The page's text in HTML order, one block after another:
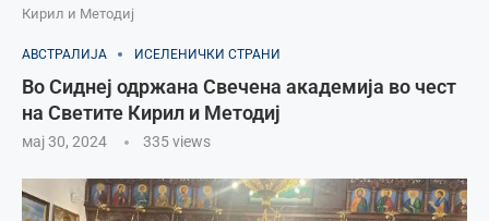
Кирил и Методиј
АВСТРАЛИЈА ИСЕЛЕНИЧКИ СТРАНИ
Во Сиднеј одржана Свечена академија во чест
на Светите Кирил и Методиј
мај 30, 2024 335views